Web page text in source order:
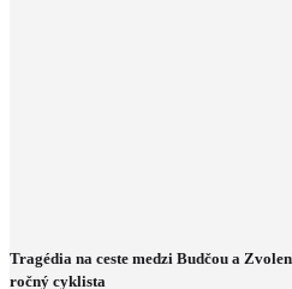
Tragédia na ceste medzi Budčou a
ročný cyklista